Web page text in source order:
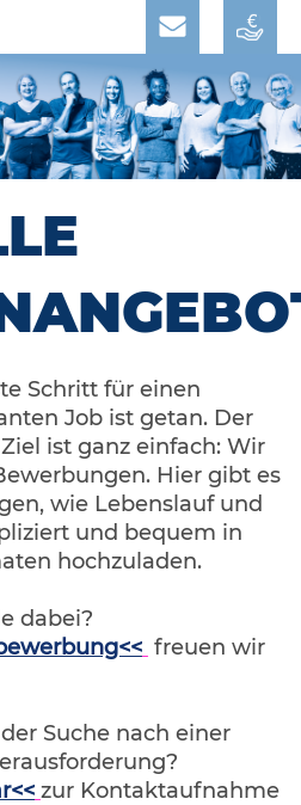
Schritt für einen
Job ist getan. Der
ist ganz einfach: Wir
Hier gibt es
wie Lebenslauf und
und bequem in
hochzuladen.
dabei?
freuen wir
Suche nach einer
zur Kontaktaufnahme